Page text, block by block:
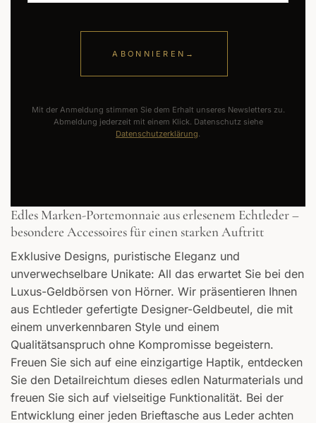
ABONNIEREN →
Mit der Anmeldung stimmen Sie dem Erhalt unseres Newsletters zu.
Abmeldung jederzeit mit einem Klick. Datenschutz siehe
Datenschutzerklärung
Edles Marken-Portemonnaie aus erlesenem Echtleder –
besondere Accessoires für einen starken Auftritt
Exklusive Designs, puristische Eleganz und
unverwechselbare Unikate: All das erwartet Sie bei den
Luxus-Geldbörsen von Hörner. Wir präsentieren Ihnen
aus Echtleder gefertigte Designer-Geldbeutel, die mit
einem unverkennbaren Style und einem
Qualitätsanspruch ohne Kompromisse begeistern.
Freuen Sie sich auf eine einzigartige Haptik, entdecken
Sie den Detailreichtum dieses edlen Naturmaterials und
freuen Sie sich auf vielseitige Funktionalität. Bei der
Entwicklung einer jeden Brieftasche aus Leder achten